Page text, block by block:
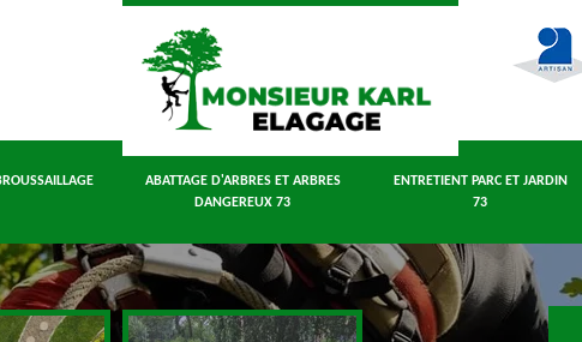
ABATTAGE D'ARBRES ET ARBRES
DANGEREUX 73
ENTRETIENT PARC ET JARDIN
73